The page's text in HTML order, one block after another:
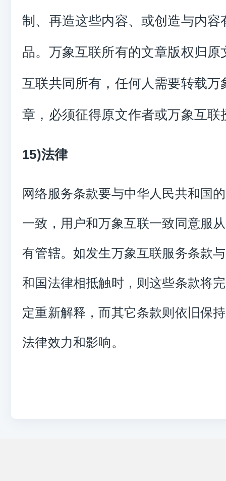
制、再造这些内容、或创造与内容
品。万象互联所有的文章版权归原
互联共同所有，任何人需要转载万
章，必须征得原文作者或万象互联
15)法律
网络服务条款要与中华人民共和国
一致，用户和万象互联一致同意服
有管辖。如发生万象互联服务条款
和国法律相抵触时，则这些条款将
定重新解释，而其它条款则依旧保
法律效力和影响。